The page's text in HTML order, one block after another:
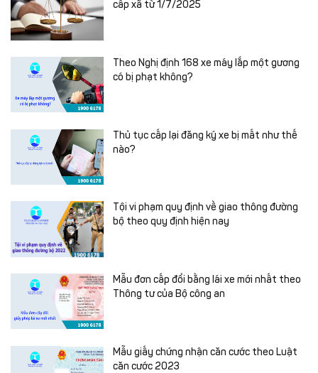
cấp xã từ 1/7/2025
Theo Nghị định 168 xe máy lắp một gương
có bị phạt không?
Thủ tục cấp lại đăng ký xe bị mất như thế
nào?
Tội vi phạm quy định về giao thông đường
bộ theo quy định hiện nay
Mẫu đơn cấp đổi bằng lái xe mới nhất theo
Thông tư của Bộ công an
Mẫu giấy chứng nhận căn cước theo Luật
căn cước 2023